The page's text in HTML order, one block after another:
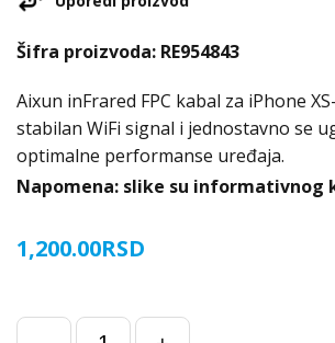
1,200.00RSD
Aixun inFrared FPC kabal za iPhone
stabilan WiFi signal i jednostavno se
optimalne performanse uređaja.
Napomena: slike su informativnog
Aixun
Šifra proizvoda: RE954843